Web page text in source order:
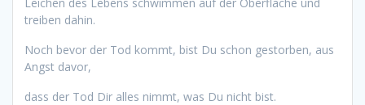
treiben dahin.
Noch bevor der Tod kommt, bist Du schon gestorben, aus
Angst davor,
dass der Tod Dir alles nimmt, was Du nicht bist.